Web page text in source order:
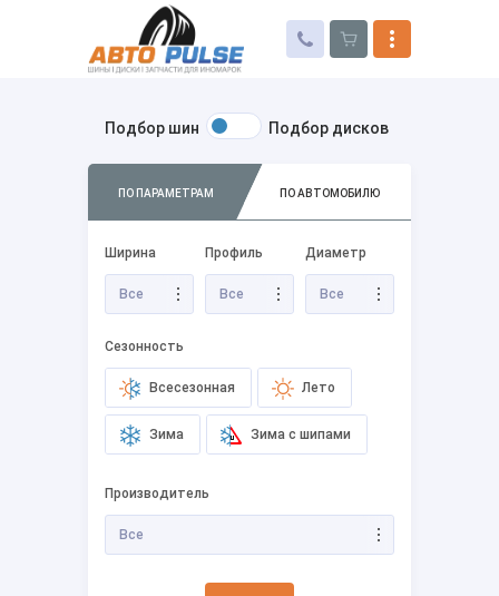
Автошины
Колесные диски
Запчасти для иномарок
Услуги
Доставка и оплата
Контакты
Подбор шин Подбор дисков
ПО ПАРАМЕТРАМ ПО АВТОМОБИЛЮ
Ширина
Все
Профиль
Все
Диаметр
Все
Сезонность
Всесезонная Лето
Зима Зима с шипами
Производитель
Все